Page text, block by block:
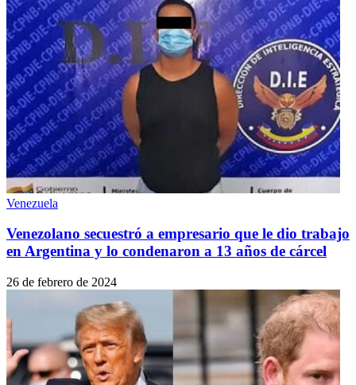
Venezuela
Venezolano secuestró a empresario que le dio trabajo
en Argentina y lo condenaron a 13 años de cárcel
26 de febrero de 2024